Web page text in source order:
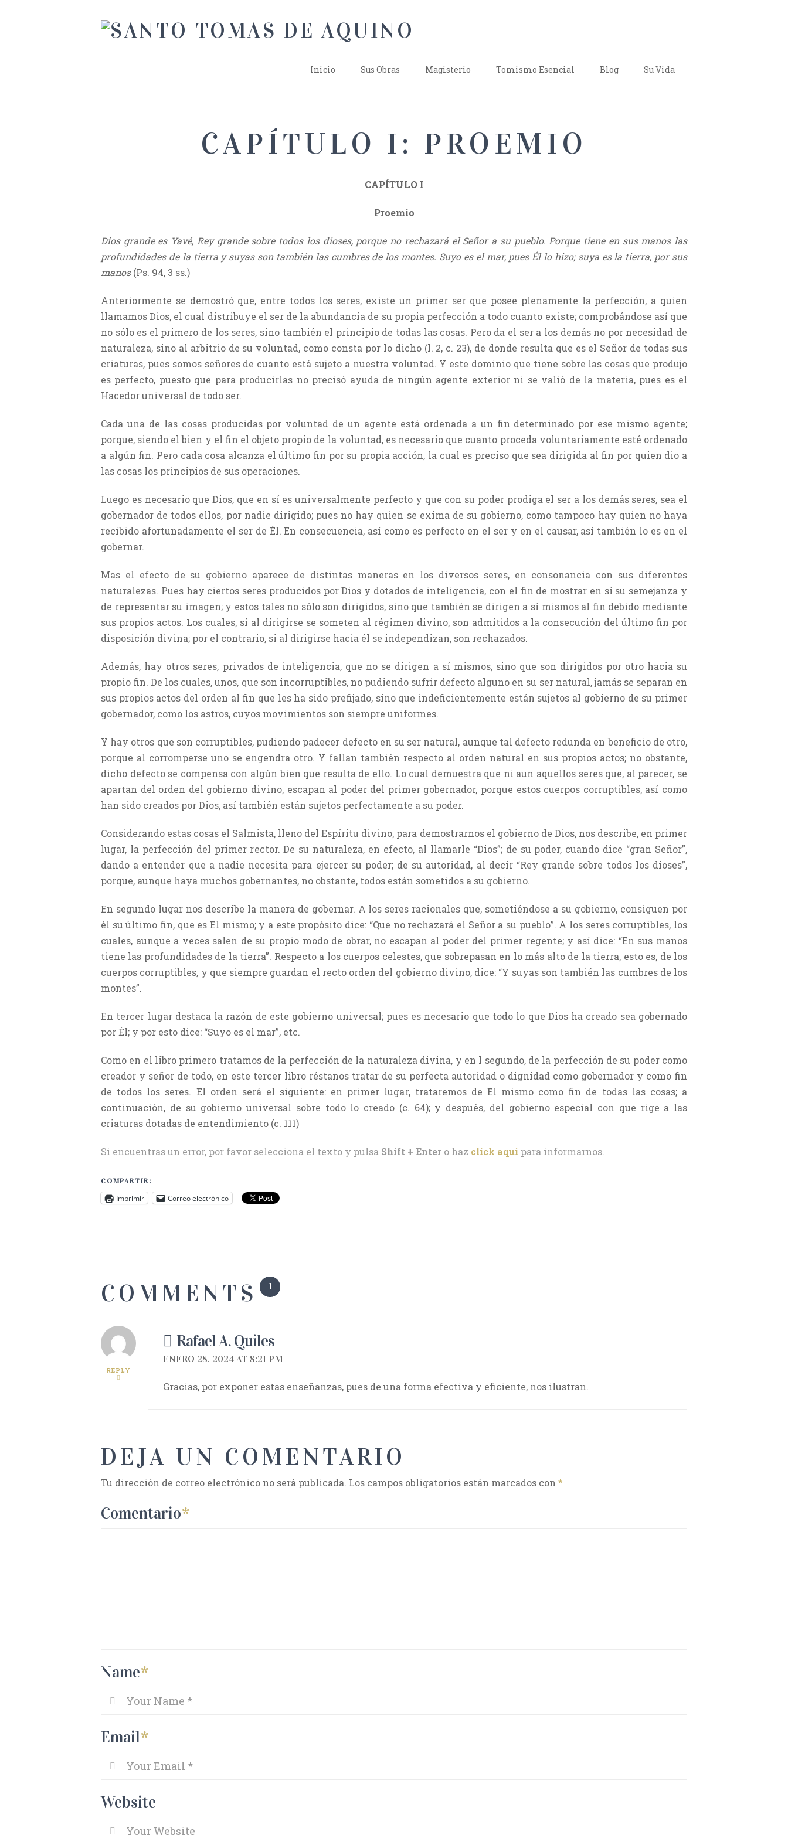
Inicio Sus Obras Magisterio Tomismo Esencial Blog Su Vida
CAPÍTULO I: PROEMIO
CAPÍTULO I
Proemio
Dios grande es Yavé, Rey grande sobre todos los dioses, porque no rechazará el Señor a su pueblo. Porque tiene en sus manos las
profundidades de la tierra y suyas son también las cumbres de los montes. Suyo es el mar, pues Él lo hizo; suya es la tierra, por sus
manos(Ps. 94, 3 ss.)
Anteriormente se demostró que, entre todos los seres, existe un primer ser que posee plenamente la perfección, a quien
llamamos Dios, el cual distribuye el ser de la abundancia de su propia perfección a todo cuanto existe; comprobándose así que
no sólo es el primero de los seres, sino también el principio de todas las cosas. Pero da el ser a los demás no por necesidad de
naturaleza, sino al arbitrio de su voluntad, como consta por lo dicho (l. 2, c. 23), de donde resulta que es el Señor de todas sus
criaturas, pues somos señores de cuanto está sujeto a nuestra voluntad. Y este dominio que tiene sobre las cosas que produjo
es perfecto, puesto que para producirlas no precisó ayuda de ningún agente exterior ni se valió de la materia, pues es el
Hacedor universal de todo ser.
Cada una de las cosas producidas por voluntad de un agente está ordenada a un fin determinado por ese mismo agente;
porque, siendo el bien y el fin el objeto propio de la voluntad, es necesario que cuanto proceda voluntariamente esté ordenado
a algún fin. Pero cada cosa alcanza el último fin por su propia acción, la cual es preciso que sea dirigida al fin por quien dio a
las cosas los principios de sus operaciones.
Luego es necesario que Dios, que en sí es universalmente perfecto y que con su poder prodiga el ser a los demás seres, sea el
gobernador de todos ellos, por nadie dirigido; pues no hay quien se exima de su gobierno, como tampoco hay quien no haya
recibido afortunadamente el ser de Él. En consecuencia, así como es perfecto en el ser y en el causar, así también lo es en el
gobernar.
Mas el efecto de su gobierno aparece de distintas maneras en los diversos seres, en consonancia con sus diferentes
naturalezas. Pues hay ciertos seres producidos por Dios y dotados de inteligencia, con el fin de mostrar en sí su semejanza y
de representar su imagen; y estos tales no sólo son dirigidos, sino que también se dirigen a sí mismos al fin debido mediante
sus propios actos. Los cuales, si al dirigirse se someten al régimen divino, son admitidos a la consecución del último fin por
disposición divina; por el contrario, si al dirigirse hacia él se independizan, son rechazados.
Además, hay otros seres, privados de inteligencia, que no se dirigen a sí mismos, sino que son dirigidos por otro hacia su
propio fin. De los cuales, unos, que son incorruptibles, no pudiendo sufrir defecto alguno en su ser natural, jamás se separan en
sus propios actos del orden al fin que les ha sido prefijado, sino que indeficientemente están sujetos al gobierno de su primer
gobernador, como los astros, cuyos movimientos son siempre uniformes.
Y hay otros que son corruptibles, pudiendo padecer defecto en su ser natural, aunque tal defecto redunda en beneficio de otro,
porque al corromperse uno se engendra otro. Y fallan también respecto al orden natural en sus propios actos; no obstante,
dicho defecto se compensa con algún bien que resulta de ello. Lo cual demuestra que ni aun aquellos seres que, al parecer, se
apartan del orden del gobierno divino, escapan al poder del primer gobernador, porque estos cuerpos corruptibles, así como
han sido creados por Dios, así también están sujetos perfectamente a su poder.
Considerando estas cosas el Salmista, lleno del Espíritu divino, para demostrarnos el gobierno de Dios, nos describe, en primer
lugar, la perfección del primer rector. De su naturaleza, en efecto, al llamarle “Dios”; de su poder, cuando dice “gran Señor”,
dando a entender que a nadie necesita para ejercer su poder; de su autoridad, al decir “Rey grande sobre todos los dioses”,
porque, aunque haya muchos gobernantes, no obstante, todos están sometidos a su gobierno.
En segundo lugar nos describe la manera de gobernar. A los seres racionales que, sometiéndose a su gobierno, consiguen por
él su último fin, que es El mismo; y a este propósito dice: “Que no rechazará el Señor a su pueblo”. A los seres corruptibles, los
cuales, aunque a veces salen de su propio modo de obrar, no escapan al poder del primer regente; y así dice: “En sus manos
tiene las profundidades de la tierra”. Respecto a los cuerpos celestes, que sobrepasan en lo más alto de la tierra, esto es, de los
cuerpos corruptibles, y que siempre guardan el recto orden del gobierno divino, dice: “Y suyas son también las cumbres de los
montes”.
En tercer lugar destaca la razón de este gobierno universal; pues es necesario que todo lo que Dios ha creado sea gobernado
por Él; y por esto dice: “Suyo es el mar”, etc.
Como en el libro primero tratamos de la perfección de la naturaleza divina, y en l segundo, de la perfección de su poder como
creador y señor de todo, en este tercer libro réstanos tratar de su perfecta autoridad o dignidad como gobernador y como fin
de todos los seres. El orden será el siguiente: en primer lugar, trataremos de El mismo como fin de todas las cosas; a
continuación, de su gobierno universal sobre todo lo creado (c. 64); y después, del gobierno especial con que rige a las
criaturas dotadas de entendimiento (c. 111)
Si encuentras un error, por favor selecciona el texto y pulsa Shift + Enter o haz click aquí para informarnos.
COMPARTIR:
Imprimir Correo electrónico
COMMENTS 1
REPLY
Rafael A. Quiles
ENERO 28, 2024 AT 8:21 PM
Gracias, por exponer estas enseñanzas, pues de una forma efectiva y eficiente, nos ilustran.
DEJA UN COMENTARIO
Tu dirección de correo electrónico no será publicada. Los campos obligatorios están marcados con *
Comentario*
Name*
Email*
Website